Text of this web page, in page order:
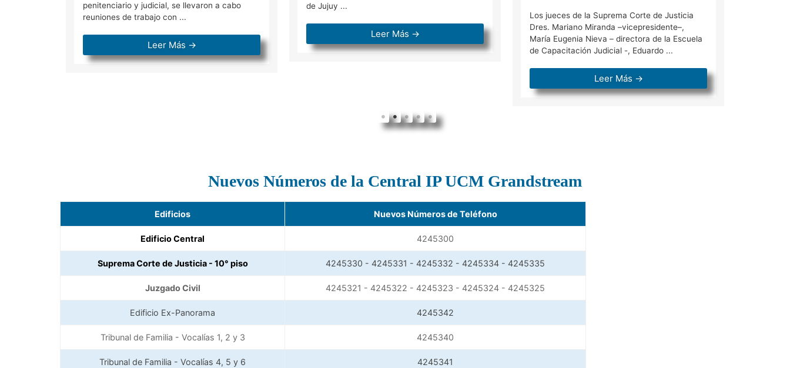
penitenciario y judicial, se llevaron a cabo
reuniones de trabajo con ...
Leer Más →
de Jujuy ...
Leer Más →
Los jueces de la Suprema Corte de Justicia
Dres. Mariano Miranda –vicepresidente–,
María Eugenia Nieva – directora de la Escuela
de Capacitación Judicial -, Eduardo ...
Leer Más →
Nuevos Números de la Central IP UCM Grandstream
Edificios Nuevos Números de Teléfono
Edificio Central 4245300
Suprema Corte de Justicia - 10° piso 4245330 - 4245331 - 4245332 - 4245334 - 4245335
Juzgado Civil 4245321 - 4245322 - 4245323 - 4245324 - 4245325
Edificio Ex-Panorama 4245342
Tribunal de Familia - Vocalías 1, 2 y 3 4245340
Tribunal de Familia - Vocalías 4, 5 y 6 4245341